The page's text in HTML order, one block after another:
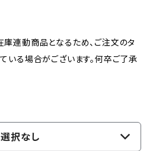
庫連動商品となるため、ご注文のタ
いる場合がございます。何卒ご了承
選択なし